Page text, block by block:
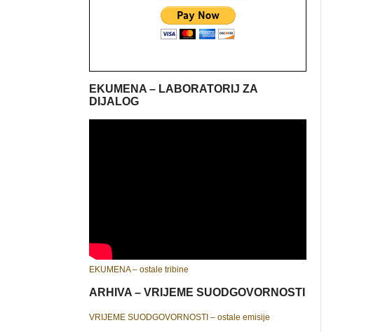
EKUMENA – LABORATORIJ ZA
DIJALOG
EKUMENA – ostale tribine
ARHIVA – VRIJEME SUODGOVORNOSTI
VRIJEME SUODGOVORNOSTI – ostale emisije